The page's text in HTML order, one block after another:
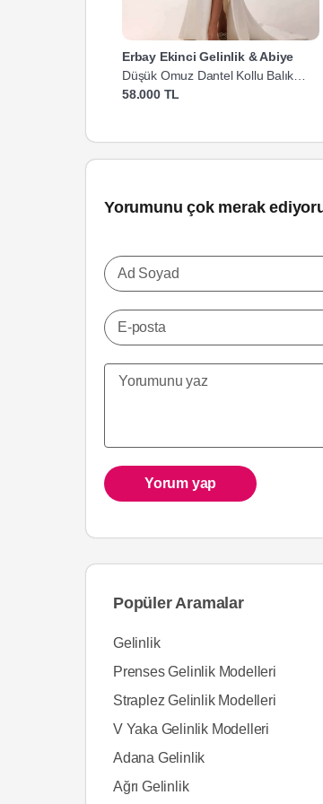
Erbay Ekinci Gelinlik & Abiye
Düşük Omuz Dantel Kollu Balık
Gelinlik
58.000 TL
Yorumunu çok merak
Ad Soyad
E-posta
Yorum yap
Popüler Aramalar
Gelinlik
Prenses Gelinlik Modelleri
Straplez Gelinlik Modelleri
V Yaka Gelinlik Modelleri
Adana Gelinlik
Ağrı Gelinlik